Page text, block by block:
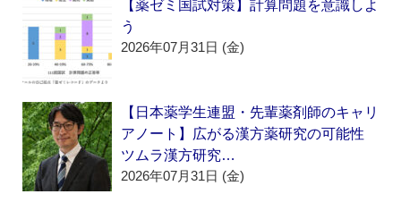
【薬ゼミ国試対策】計算問題を意識しよ
う
2026年07月31日 (金)
【日本薬学生連盟・先輩薬剤師のキャリ
アノート】広がる漢方薬研究の可能性
ツムラ漢方研究…
2026年07月31日 (金)